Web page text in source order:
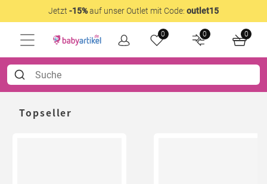
Jetzt -15%auf unser Outlet mit Code: outlet15
0 0 0
Topseller